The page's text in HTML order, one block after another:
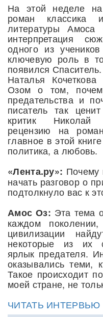
На этой неделе
роман классика
литературы
интерпретация
одного из
ключевую роль в
появился
Наталья
Озом о том,
предательства и
писатель так
критик Николай
рецензию на
главное в этой
политика, а любовь.
«Лента.ру»: Почему
начать разговор о
подтолкнуло вас к
Амос Оз: Эта тема
каждом
цивилизации
некоторые из их
ярлык предателя.
оказывались теми,
Такое происходит
моей стране, не
ЧИТАТЬ